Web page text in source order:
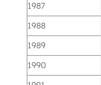
1987
1988
1989
1990